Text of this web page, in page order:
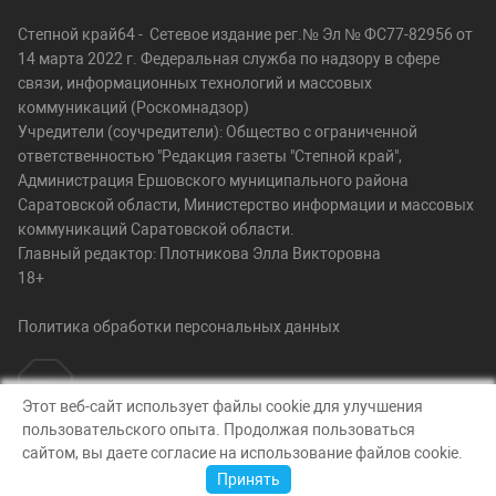
Степной край64 - Сетевое издание рег.№ Эл № ФС77-82956 от
14 марта 2022 г. Федеральная служба по надзору в сфере
связи, информационных технологий и массовых
коммуникаций (Роскомнадзор)
Учредители (соучредители): Общество с ограниченной
ответственностью "Редакция газеты "Степной край",
Администрация Ершовского муниципального района
Саратовской области, Министерство информации и массовых
коммуникаций Саратовской области.
Главный редактор: Плотникова Элла Викторовна
18+
Политика обработки персональных данных
© Степной край64, 2026
Создание сайта — nopreset
Этот веб-сайт использует файлы cookie для улучшения
пользовательского опыта. Продолжая пользоваться
сайтом, вы даете согласие на использование файлов cookie.
Принять